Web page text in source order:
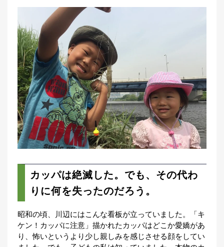
カッパは絶滅した。でも、その代わ
りに何を失ったのだろう。
昭和の頃、川辺にはこんな看板が立っていました。「キ
ケン！カッパに注意」描かれたカッパはどこか愛嬌があ
り、怖いというより少し親しみを感じさせる顔をしてい